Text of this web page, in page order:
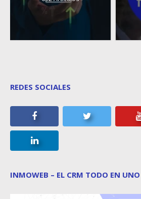
REDES SOCIALES
INMOWEB – EL CRM TODO EN UNO